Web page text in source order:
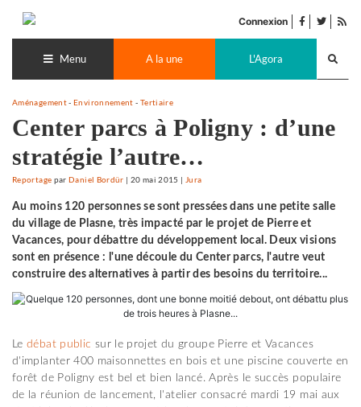
contenu
Connexion facebook
twitter
Menu A la une L'Agora
Aménagement-Environnement - Tertiaire
Center parcs à Poligny : d’une
stratégie l’autre…
Reportage parDaniel Bordür | 20 mai 2015 | Jura
Au moins 120 personnes se sont pressées dans une petite salle
du village de Plasne, très impacté par le projet de Pierre et
Vacances, pour débattre du développement local. Deux visions
sont en présence : l'une découle du Center parcs, l'autre veut
construire des alternatives à partir des besoins du territoire...
Ledébat public sur le projet du groupe Pierre et Vacances
d'implanter 400 maisonnettes en bois et une piscine couverte en
forêt de Poligny est bel et bien lancé. Après le succès populaire
de la réunion de lancement, l'atelier consacré mardi 19 mai aux